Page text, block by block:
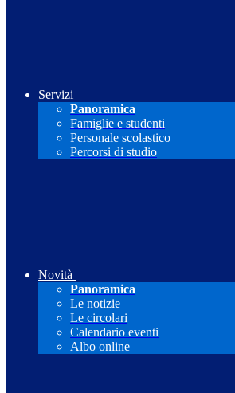
Servizi
Panoramica
Famiglie e studenti
Personale scolastico
Percorsi di studio
Novità
Panoramica
Le notizie
Le circolari
Calendario eventi
Albo online